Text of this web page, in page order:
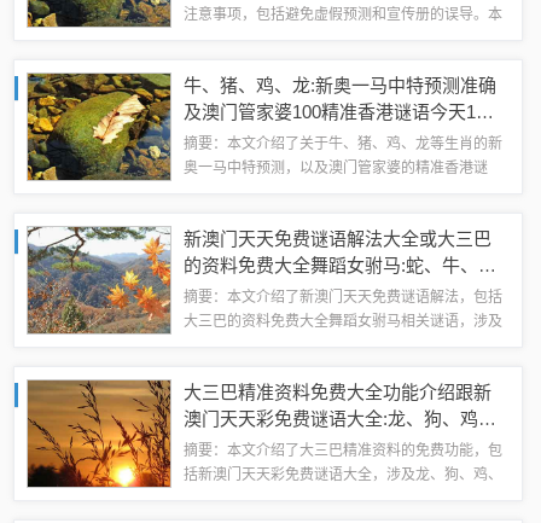
传册-深入解答、解释与落实
注意事项，包括避免虚假预测和宣传册的误导。本
重要性。将探讨新澳今晚一肖一特预测与香港...
牛、猪、鸡、龙:新奥一马中特预测准确
及澳门管家婆100精准香港谜语今天1和
小心不实的假广告片-协同解答、专家解
析解释与落实​
摘要：本文介绍了关于牛、猪、鸡、龙等生肖的新
奥一马中特预测，以及澳门管家婆的精准香港谜
内容简短明了，旨在为读者提供有用的参考和指...
新澳门天天免费谜语解法大全或大三巴
的资料免费大全舞蹈女驸马:蛇、牛、
鸡、猪-趣味释义、专家解读解释与落实​,
小心虚假的幌子
摘要：本文介绍了新澳门天天免费谜语解法，包括
大三巴的资料免费大全舞蹈女驸马相关谜语，涉及
简洁明了，为读者提供了有用的信息和建议。...
大三巴精准资料免费大全功能介绍跟新
澳门天天彩免费谜语大全:龙、狗、鸡、
羊,方案解读、专家解读解释与落实-留心
欺诈的套路
摘要：本文介绍了大三巴精准资料的免费功能，包
括新澳门天天彩免费谜语大全，涉及龙、狗、鸡、